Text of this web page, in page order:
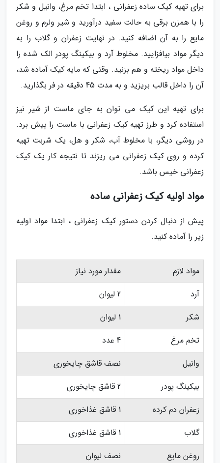
برای تهیه کیک ساده زعفرانی ، ابتدا تخم مرغ، وانیل و شکر
را با همزن برقی به حالت سفید درآورید و شیر ولرم و روغن
مایع را به آن اضافه کنید. در نهایت زعفران و گلاب را به
دیگر مواد بیافزایید. مخلوط آرد و بیکینگ پودر الک شده را
داخل مواد ریخته و هم بزنید. وقتی که مایه کیک آماده شد،
آن را داخل قالب بریزید و به مدت 45 دقیقه در فر بگذارید.
برای تهیه این کیک می توان به جای ماست از شیر نیز
استفاده کرد و طرز تهیه کیک زعفرانی با ماست را پیش برد.
در روشی دیگر، با مخلوط آب، شکر و هل، یک شربت تهیه
کرده و روی کیک زعفرانی می ریزند تا نتیجه کار یک کیک
زعفرانی خیس باشد.
مواد اولیه کیک زعفرانی ساده
پیش از دنبال کردن دستور کیک زعفرانی ، ابتدا مواد اولیه
زیر را آماده کنید.
مواد لازم
مقدار مورد نیاز
آرد
2 لیوان
شکر
1 لیوان
تخم مرغ
4 عدد
وانیل
نصف قاشق چایخوری
بیکینگ پودر
2 قاشق چایخوری
زعفران دم کرده
1 قاشق غذاخوری
گلاب
1 قاشق غذاخوری
روغن مایع
نصف لیوان